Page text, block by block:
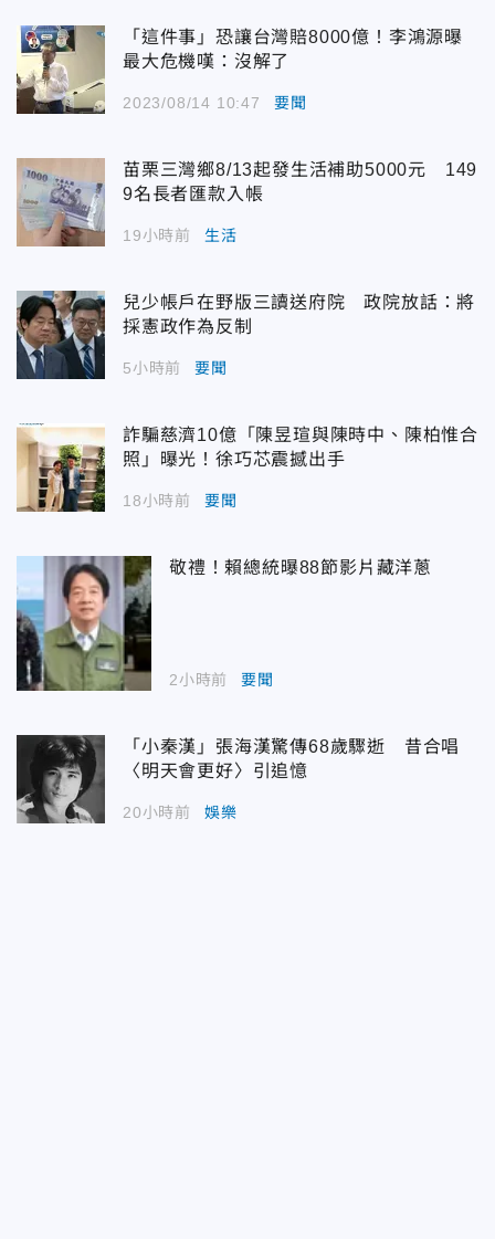
「這件事」恐讓台灣賠8000億！李鴻源曝
最大危機嘆：沒解了
2023/08/14 10:47 要聞
苗栗三灣鄉8/13起發生活補助5000元 149
9名長者匯款入帳
19小時前 生活
兒少帳戶在野版三讀送府院 政院放話：將
採憲政作為反制
5小時前 要聞
詐騙慈濟10億「陳昱瑄與陳時中、陳柏惟合
照」曝光！徐巧芯震撼出手
18小時前 要聞
敬禮！賴總統曝88節影片藏洋蔥
2小時前 要聞
「小秦漢」張海漢驚傳68歲驟逝 昔合唱
〈明天會更好〉引追憶
20小時前 娛樂